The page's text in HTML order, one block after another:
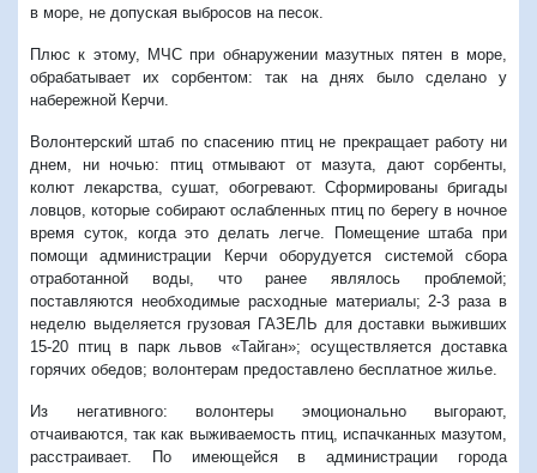
в море, не допуская выбросов на песок.
Плюс к этому, МЧС при обнаружении мазутных пятен в море,
обрабатывает их сорбентом: так на днях было сделано у
набережной Керчи.
Волонтерский штаб по спасению птиц не прекращает работу ни
днем, ни ночью: птиц отмывают от мазута, дают сорбенты,
колют лекарства, сушат, обогревают. Сформированы бригады
ловцов, которые собирают ослабленных птиц по берегу в ночное
время суток, когда это делать легче. Помещение штаба при
помощи администрации Керчи оборудуется системой сбора
отработанной воды, что ранее являлось проблемой;
поставляются необходимые расходные материалы; 2-3 раза в
неделю выделяется грузовая ГАЗЕЛЬ для доставки выживших
15-20 птиц в парк львов «Тайган»; осуществляется доставка
горячих обедов; волонтерам предоставлено бесплатное жилье.
Из негативного: волонтеры эмоционально выгорают,
отчаиваются, так как выживаемость птиц, испачканных мазутом,
расстраивает. По имеющейся в администрации города